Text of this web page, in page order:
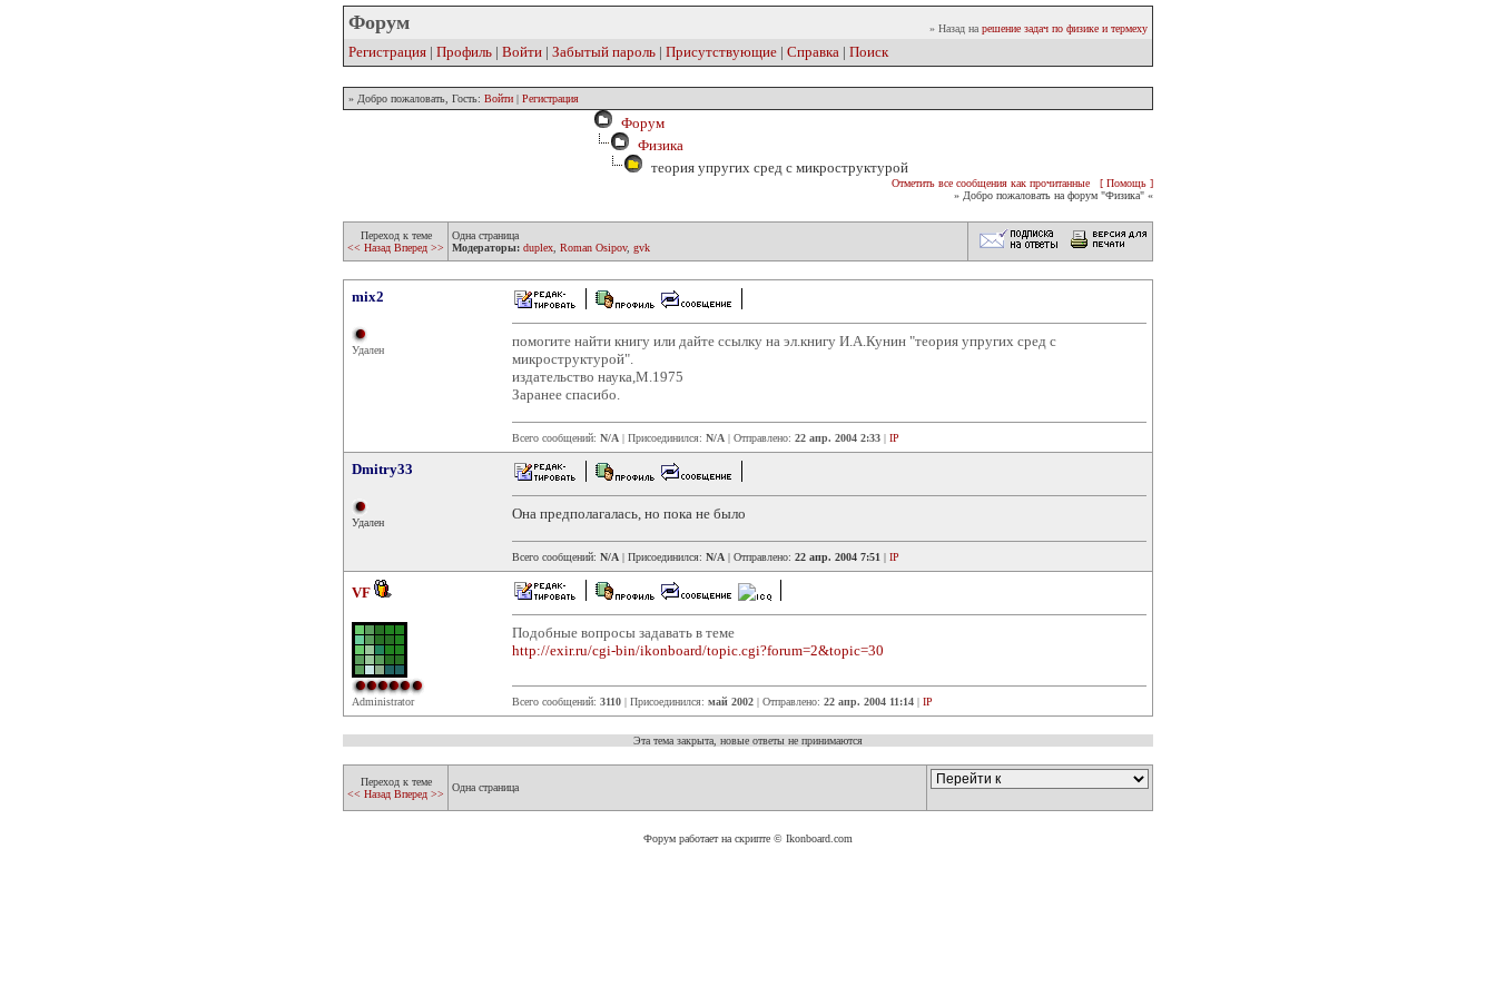
Форум » Назад на решение задач по физике и термеху
Регистрация | Профиль | Войти | Забытый пароль | Присутствующие | Справка | Поиск
» Добро пожаловать, Гость: Войти | Регистрация
Форум
Физика
теория упругих сред с микроструктурой
Отметить все сообщения как прочитанные
[ Помощь ]
» Добро пожаловать на форум "Физика" «
Переход к теме
<< Назад Вперед >>
Одна страница
Модераторы: duplex Roman Osipov, gvk
mix2
Удален
помогите найти книгу или дайте ссылку на эл.книгу И.А.Кунин "теория упругих сред с
микроструктурой".
издательство наука,М.1975
Заранее спасибо.
Всего сообщений: N/A | Присоединился: N/A | Отправлено: 22 апр. 2004 2:33 | IP
Dmitry33
Удален
Она предполагалась, но пока не было
Всего сообщений: N/A | Присоединился: N/A | Отправлено: 22 апр. 2004 7:51 | IP
VF
Administrator
Подобные вопросы задавать в теме
http://exir.ru/cgi-bin/ikonboard/topic.cgi?forum=2&topic=30
Всего сообщений: 3110 | Присоединился: май 2002 | Отправлено: 22 апр. 2004 11:14 | IP
Эта тема закрыта, новые ответы не принимаются
Переход к теме
<< Назад Вперед >>
Одна страница
Форум работает на скрипте © Ikonboard.com